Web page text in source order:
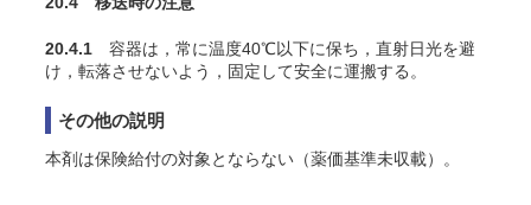
20.4.1 容器は，常に温度40℃以下に保ち，直射日光を避
け，転落させないよう，固定して安全に運搬する。
その他の説明
本剤は保険給付の対象とならない（薬価基準未収載）。